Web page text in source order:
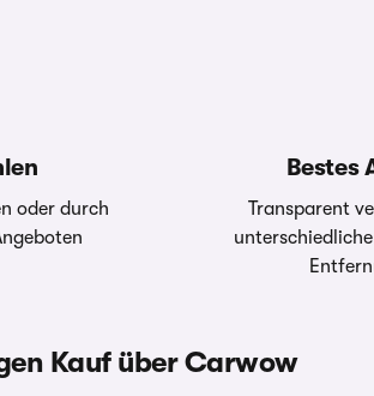
oder durch
Bestes
Transparent
Kauf über Carwow